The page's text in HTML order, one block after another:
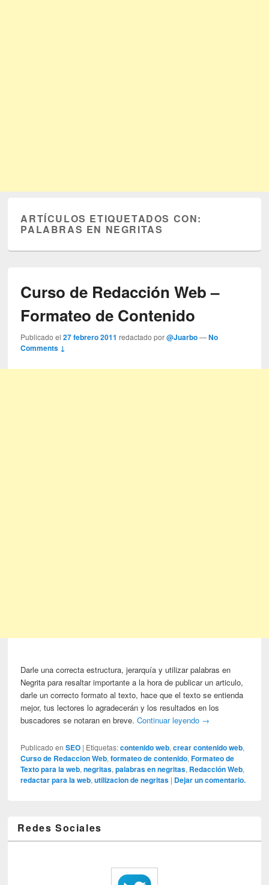
ARTÍCULOS ETIQUETADOS CON:
PALABRAS EN NEGRITAS
Curso de Redacción Web –
Formateo de Contenido
Publicado el27 febrero 2011 redactado por@Juarbo —No
Comments ↓
Darle una correcta estructura, jerarquía y utilizar palabras en
Negrita para resaltar importante a la hora de publicar un articulo,
darle un correcto formato al texto, hace que el texto se entienda
mejor, tus lectores lo agradecerán y los resultados en los
buscadores se notaran en breve.Continuar leyendo →
Publicado en SEO | Etiquetas: contenido web,crear contenido web,
Curso de Redaccion Web,formateo de contenido,Formateo de
Texto para la web,negritas,palabras en negritas, Redacción Web,
redactar para la web,utilizacion de negritas | Dejar un comentario.
Redes Sociales